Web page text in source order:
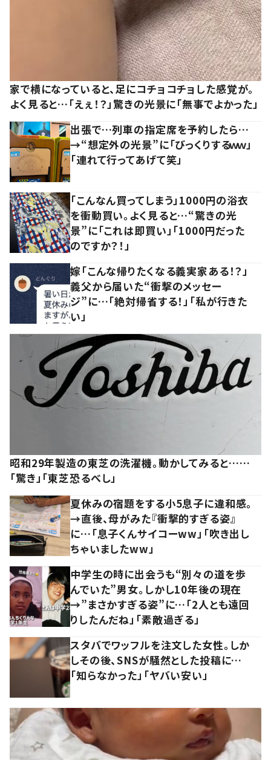
家で横になっていると、足にコチョコチョした感覚が。
よく見ると…「えぇ！？」驚きの光景に「無事でよかった」
出張で…列車の指定席を予約したら…
→“想定外の光景”に「びっくりするｗｗ」
「連れて行ってあげて笑」
「こんなん買ってしまう」1000円の浴衣
を衝動買い。よく見ると…“驚きの光
景”に「これは即買い」「1000円だった
のですか？！」
嫁「こんな帰りたくなる義実家ある！？」
義父から届いた“衝撃のメッセー
ジ”に…「絶対帰省する！」「私が行きた
い」
昭和29年製造の東芝の洗濯機。動かしてみると……
「驚き」「東芝恐るべし」
夏休みの宿題をする小5息子に違和感。
→直後、母がみた『衝撃的すぎる姿』
に…「息子くんサイコーww」「吹き出し
ちゃいましたww」
中学生の時に出会うも“別々の道を歩
んでいた”男女。しかし10年後の現在
→”まさかすぎる姿”に…「2人とも遠回
りしたんだね」「素敵過ぎる」
スタバでワッフルを注文した女性。しか
しその後、SNSが騒然とした投稿に…
「知らなかった」「ヤバい安い」